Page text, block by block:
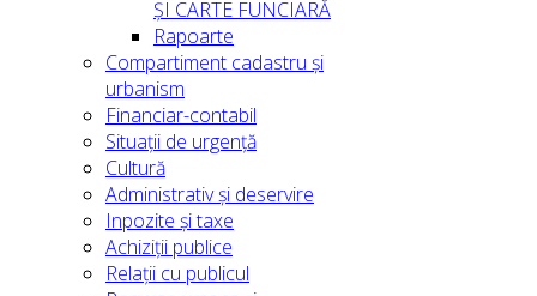
ȘI CARTE FUNCIARĂ
Rapoarte
Compartiment cadastru și
urbanism
Financiar-contabil
Situații de urgență
Cultură
Administrativ și deservire
Inpozite și taxe
Achiziții publice
Relații cu publicul